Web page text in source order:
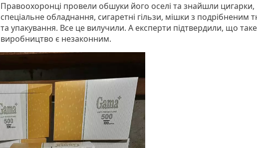
Правоохоронці провели обшуки його оселі та знайшли цигарки,
спеціальне обладнання, сигаретні гільзи, мішки з подрібненим
та упакування. Все це вилучили. А експерти підтвердили, що таке
виробництво є незаконним.